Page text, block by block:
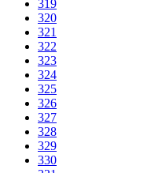
319
320
321
322
323
324
325
326
327
328
329
330